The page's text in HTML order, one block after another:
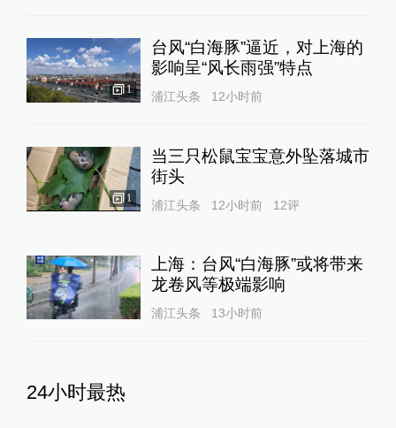
1
台风“白海豚”逼近，对上海的
影响呈“风长雨强”特点
浦江头条 12小时前
1
当三只松鼠宝宝意外坠落城市
街头
浦江头条 12小时前 12评
上海：台风“白海豚”或将带来
龙卷风等极端影响
浦江头条 13小时前
24小时最热